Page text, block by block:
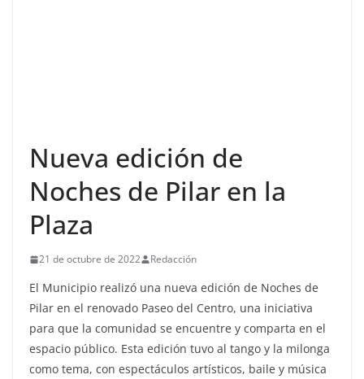
Nueva edición de
Noches de Pilar en la
Plaza
21 de octubre de 2022 Redacción
El Municipio realizó una nueva edición de Noches de
Pilar en el renovado Paseo del Centro, una iniciativa
para que la comunidad se encuentre y comparta en el
espacio público. Esta edición tuvo al tango y la milonga
como tema, con espectáculos artísticos, baile y música